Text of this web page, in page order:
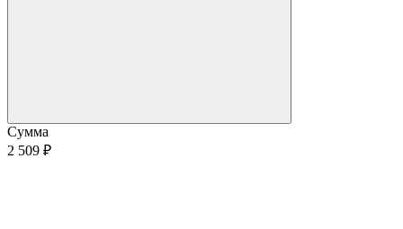
Сумма
2 509 ₽